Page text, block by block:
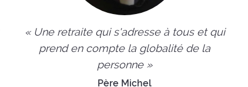
« Une retraite qui s'adresse à tous et qui
prend en compte la globalité de la
personne »
Père Michel